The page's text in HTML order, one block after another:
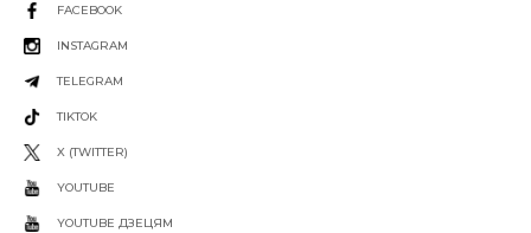
FACEBOOK
INSTAGRAM
TELEGRAM
TIKTOK
X (TWITTER)
YOUTUBE
YOUTUBE ДЗЕЦЯМ